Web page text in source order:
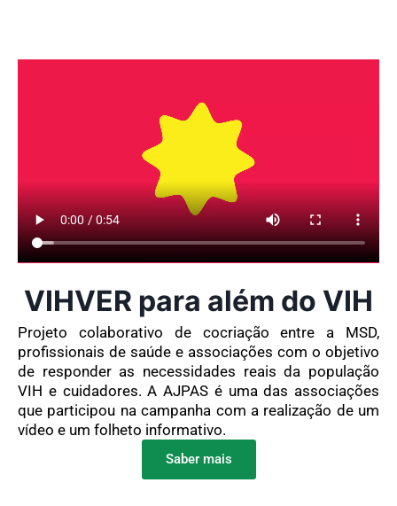
VIHVER para além do VIH
Projeto colaborativo de cocriação entre a MSD,
profissionais de saúde e associações com o objetivo
de responder as necessidades reais da população
VIH e cuidadores. A AJPAS é uma das associações
que participou na campanha com a realização de um
vídeo e um folheto informativo.
Saber mais